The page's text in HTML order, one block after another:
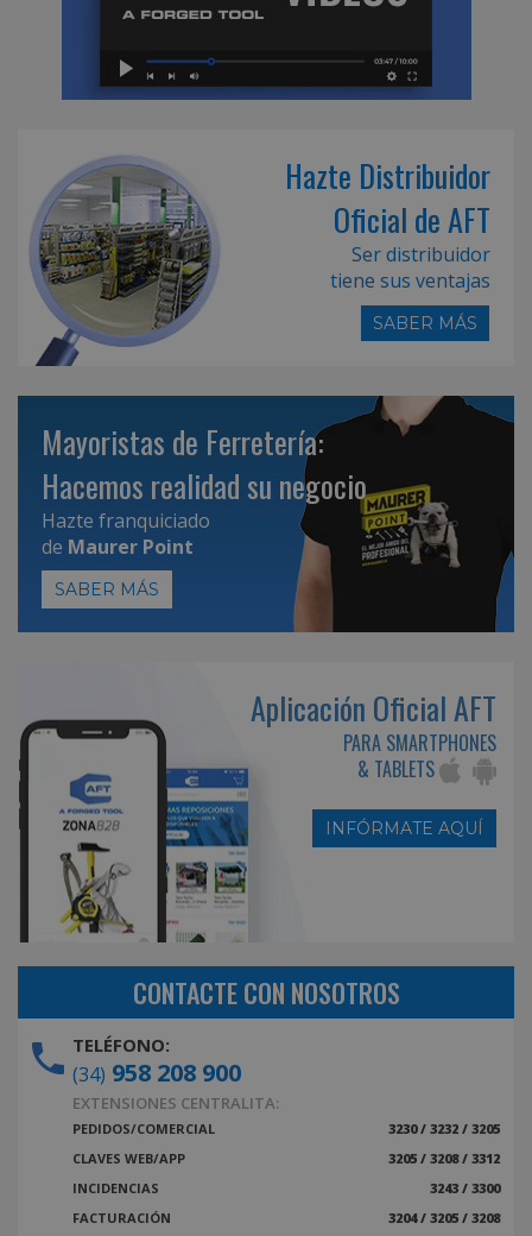
Hazte Distribuidor
Oficial de AFT
Ser distribuidor
tiene sus ventajas
SABER MÁS
Mayoristas de Ferretería:
Hacemos realidad su negocio
Hazte franquiciado
de Maurer Point
SABER MÁS
Aplicación Oficial AFT
PARA SMARTPHONES
& TABLETS
INFÓRMATE AQUÍ
CONTACTE CON NOSOTROS
TELÉFONO:
(34) 958 208 900
EXTENSIONES CENTRALITA:
PEDIDOS/COMERCIAL
3230 / 3232 / 3205
CLAVES WEB/APP
3205 / 3208 / 3312
INCIDENCIAS
3243 / 3300
FACTURACIÓN
3204 / 3205 / 3208